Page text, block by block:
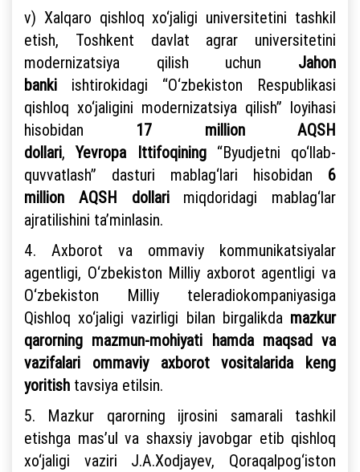
v) Xalqaro qishloq xo‘jaligi universitetini tashkil
etish, Toshkent davlat agrar universitetini
modernizatsiya qilish uchun Jahon
banki ishtirokidagi “O‘zbekiston Respublikasi
qishloq xo‘jaligini modernizatsiya qilish” loyihasi
hisobidan 17 million AQSH
dollari,Yevropa Ittifoqining“Byudjetni qo‘llab-
quvvatlash” dasturi mablag‘lari hisobidan 6
million AQSH dollarimiqdoridagi mablag‘lar
ajratilishini ta’minlasin.
4. Axborot va ommaviy kommunikatsiyalar
agentligi, O‘zbekiston Milliy axborot agentligi va
O‘zbekiston Milliy teleradiokompaniyasiga
Qishloq xo‘jaligi vazirligi bilan birgalikda mazkur
qarorning mazmun-mohiyati hamda maqsad va
vazifalari ommaviy axborot vositalarida keng
yoritish tavsiya etilsin.
5. Mazkur qarorning ijrosini samarali tashkil
etishga mas’ul va shaxsiy javobgar etib qishloq
xo‘jaligi vaziri J.A.Xodjayev, Qoraqalpog‘iston